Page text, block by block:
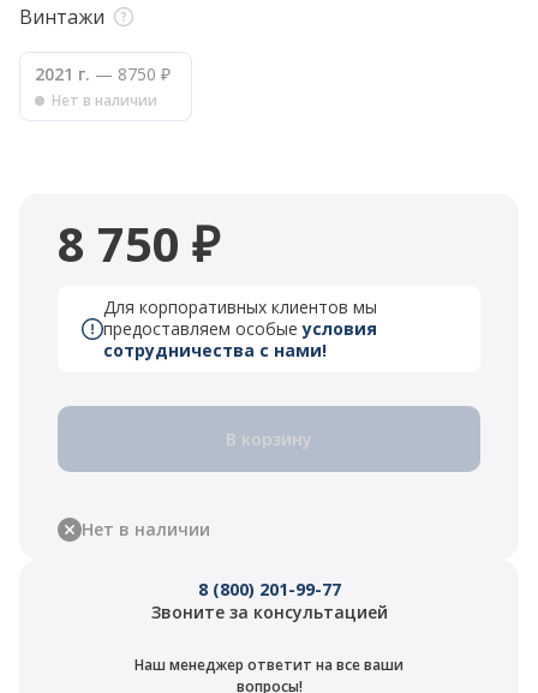
Винтажи
2021 г. — 8750 ₽
Нет в наличии
8 750 ₽
Для корпоративных клиентов мы
предоставляем особыеусловия
сотрудничества с нами!
В корзину
Нет в наличии
8 (800) 201-99-77
Звоните за консультацией
Наш менеджер ответит на все ваши
вопросы!